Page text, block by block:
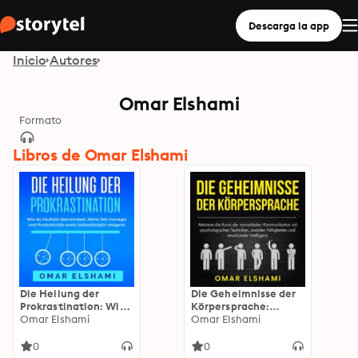
Descarga la app
Inicio Autores
Omar Elshami
Formato
Libros de Omar Elshami
Die Heilung der
Prokrastination: Wie
du Faulheit
Zeit managst und
Omar Elshami
0
Die Geheimnisse der
Körpersprache:
Meistere die Kunst
Kommunikation mit
Omar Elshami
0